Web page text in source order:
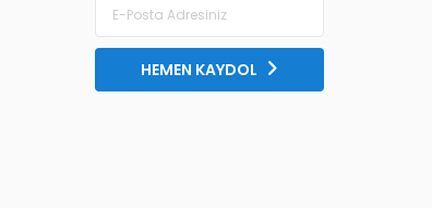
HEMEN KAYDOL